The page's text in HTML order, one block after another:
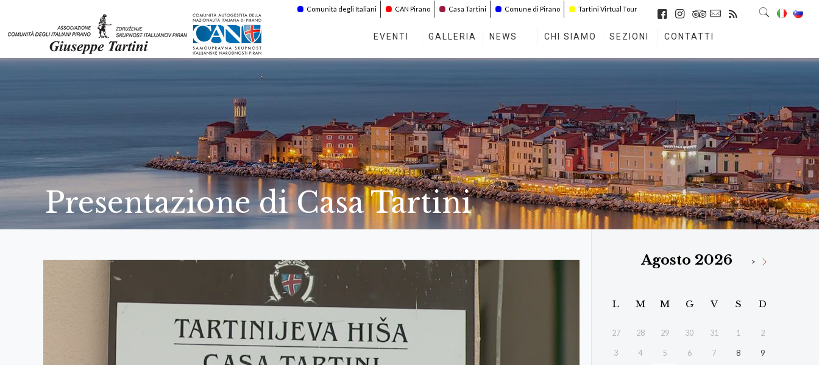
Comunità degli Italiani CAN Pirano Casa Tartini Comune di Pirano Tartini Virtual Tour
EVENTI GALLERIA NEWS CHI SIAMO SEZIONI CONTATTI
Presentazione di Casa Tartini
Agosto 2026 >
L M M G V S D
27 28 29 30 31 1 2
3 4 5 6 7 8 9